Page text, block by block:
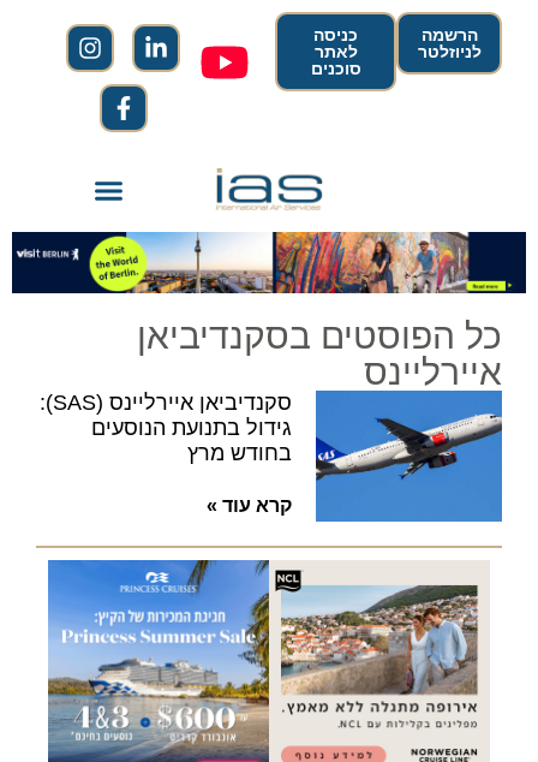
הרשמה
לניוזלטר
כניסה
לאתר
סוכנים
כל הפוסטים בסקנדיביאן
איירליינס
סקנדיביאן איירליינס (SAS):
גידול בתנועת הנוסעים
בחודש מרץ
קרא עוד »